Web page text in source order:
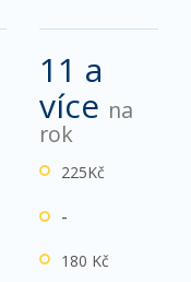
11 a
více na
rok
225Kč
-
180 Kč